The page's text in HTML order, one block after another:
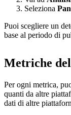
Seleziona
Puoi scegliere un
base al periodo di
Metriche
Per ogni metrica,
quanti da altre
dati di altre